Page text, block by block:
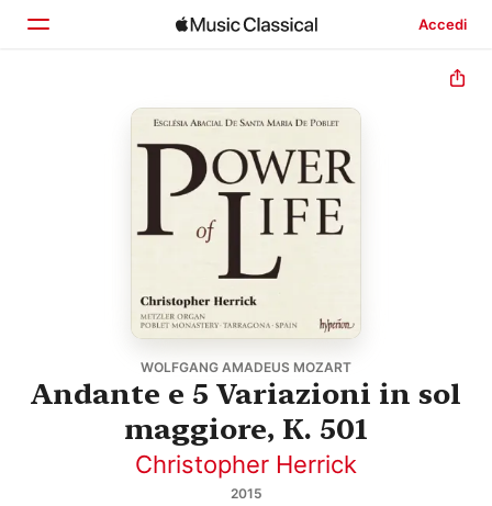
Accedi
WOLFGANG AMADEUS MOZART
Andante e 5 Variazioni in sol
maggiore, K. 501
Christopher Herrick
2015